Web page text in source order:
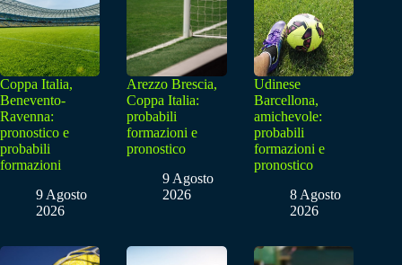
Coppa Italia,
Benevento-
Ravenna:
pronostico e
probabili
formazioni
9 Agosto
2026
Arezzo Brescia,
Coppa Italia:
probabili
formazioni e
pronostico
9 Agosto
2026
Udinese
Barcellona,
amichevole:
probabili
formazioni e
pronostico
8 Agosto
2026